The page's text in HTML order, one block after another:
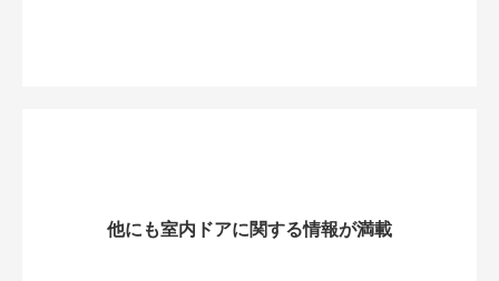
他にも室内ドアに関する情報が満載